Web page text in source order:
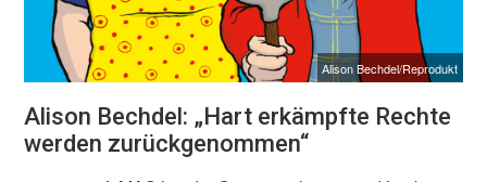
Alison Bechdel/Reprodukt
Alison Bechdel: „Hart erkämpfte Rechte
werden zurückgenommen“